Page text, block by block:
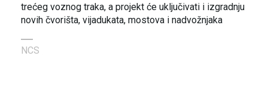
trećeg voznog traka, a projekt će uključivati i izgradnju
novih čvorišta, vijadukata, mostova i nadvožnjaka
NCS